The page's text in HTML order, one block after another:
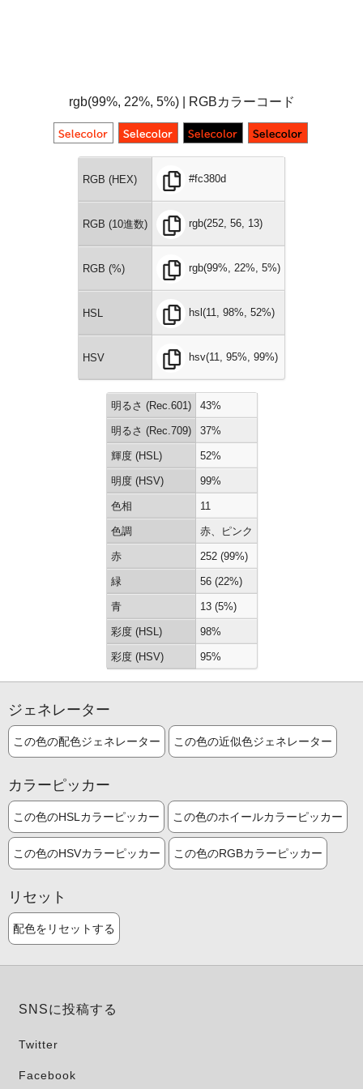
rgb(99%, 22%, 5%) | RGBカラーコード
RGB (HEX) #fc380d
RGB (10進数) rgb(252, 56, 13)
RGB (%) rgb(99%, 22%, 5%)
HSL hsl(11, 98%, 52%)
HSV hsv(11, 95%, 99%)
明るさ (Rec.601) 43%
明るさ (Rec.709) 37%
輝度 (HSL) 52%
明度 (HSV) 99%
色相 11
色調 赤、ピンク
赤 252 (99%)
緑 56 (22%)
青 13 (5%)
彩度 (HSL) 98%
彩度 (HSV) 95%
ジェネレーター
この色の配色ジェネレーター この色の近似色ジェネレーター
カラーピッカー
この色のHSLカラーピッカー この色のホイールカラーピッカー
この色のHSVカラーピッカー この色のRGBカラーピッカー
リセット
配色をリセットする
SNSに投稿する
Twitter
Facebook